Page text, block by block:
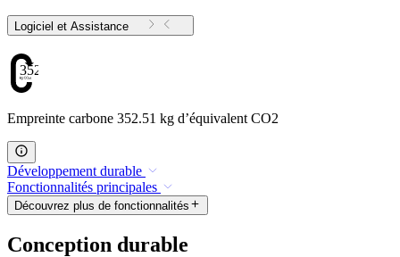
Logiciel et Assistance
352.51
Empreinte carbone 352.51 kg d’équivalent CO2
Développement durable
Fonctionnalités principales
Découvrez plus de fonctionnalités
Conception durable